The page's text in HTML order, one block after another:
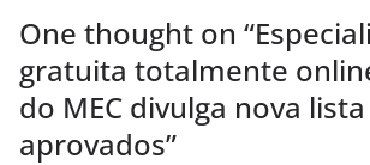
One thought on “
gratuita totalmente
do MEC divulga nova
aprovados”